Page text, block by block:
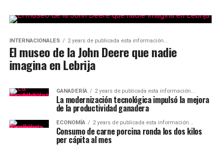
INTERNACIONALES 2 years de publicada esta información...
El museo de la John Deere que nadie
imagina en Lebrija
GANADERÍA 2 years de publicada esta información...
La modernización tecnológica impulsó la mejora
de la productividad ganadera
ECONOMÍA 2 years de publicada esta información...
Consumo de carne porcina ronda los dos kilos
per cápita al mes